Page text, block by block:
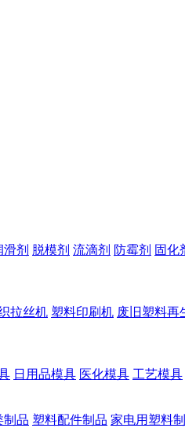
滑剂 脱模剂 流滴剂 防霉剂 固化
拉丝机 塑料印刷机 废旧塑料再
日用品模具 医化模具 工艺模具
制品 塑料配件制品 家电用塑料